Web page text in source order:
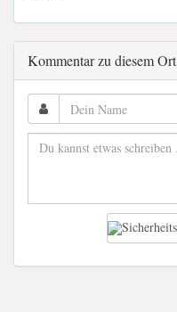
Kommentar zu diesem Ort